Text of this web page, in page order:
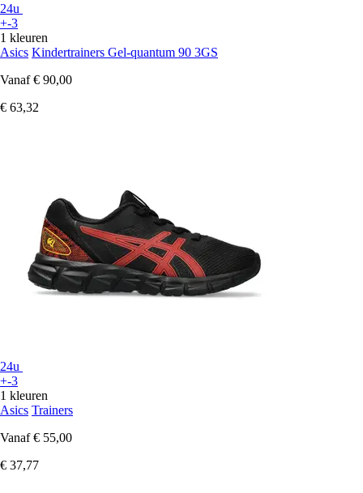
24u
+-3
1 kleuren
Asics Kindertrainers Gel-quantum 90 3GS
Vanaf € 90,00
€ 63,32
24u
+-3
1 kleuren
Asics Trainers
Vanaf € 55,00
€ 37,77